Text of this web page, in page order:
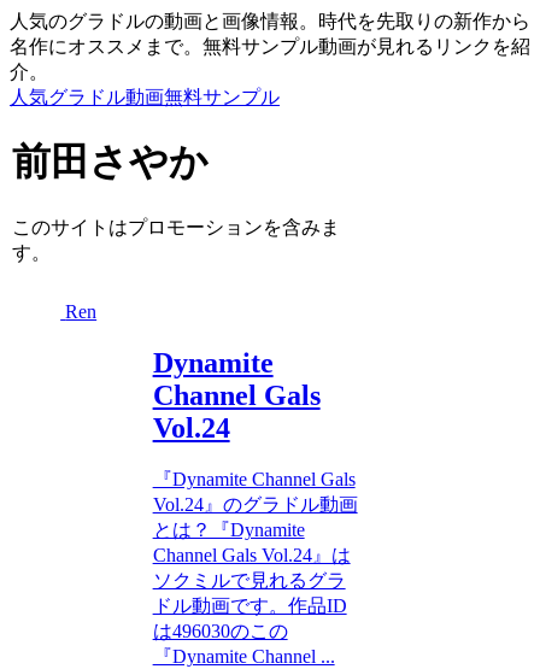
人気のグラドルの動画と画像情報。時代を先取りの新作から
名作にオススメまで。無料サンプル動画が見れるリンクを紹
介。
人気グラドル動画無料サンプル
前田さやか
このサイトはプロモーションを含みま
す。
Ren
Dynamite
Channel Gals
Vol.24
『Dynamite Channel Gals
Vol.24』のグラドル動画
とは？『Dynamite
Channel Gals Vol.24』は
ソクミルで見れるグラ
ドル動画です。作品ID
は496030のこの
『Dynamite Channel ...